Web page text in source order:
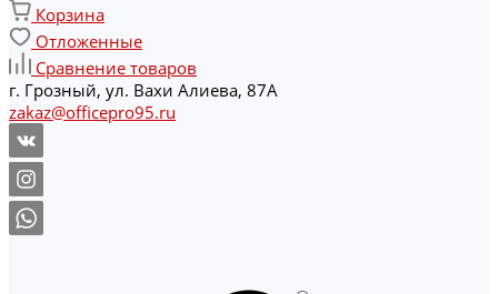
Корзина
Отложенные
Сравнение товаров
г. Грозный, ул. Вахи Алиева, 87А
zakaz@officepro95.ru